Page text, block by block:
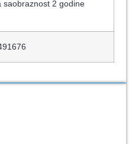
saobraznost 2 godine